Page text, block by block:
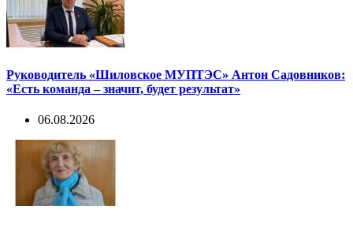
Руководитель «Шиловское МУПТЭС» Антон Садовников:
«Есть команда – значит, будет результат»
06.08.2026